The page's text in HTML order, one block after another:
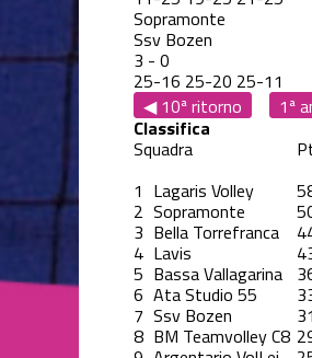
Sopramonte
Ssv Bozen
3 - 0
25-16 25-20 25-11
◀ 10ª ritorno
1ª
Classifica
Squadra
1 Lagaris Volley
2 Sopramonte
3 Bella Torrefranca
4 Lavis
5 Bassa Vallagarina
6 Ata Studio 55
7 Ssv Bozen 31
8 BM Teamvolley C8